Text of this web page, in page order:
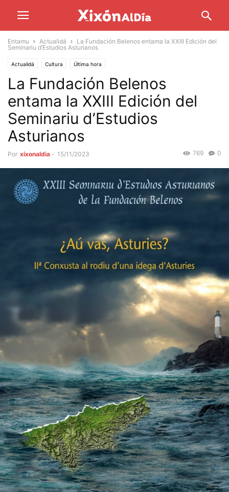
Entamu Actualidá
La Fundación Belenos entama la XXIII Edición del
Seminariu d’Estudios Asturianos
Actualidá Cultura Última hora
La Fundación Belenos
entama la XXIII Edición del
Seminariu d’Estudios
Asturianos
Por xixonaldia - 15/11/2023 0
769